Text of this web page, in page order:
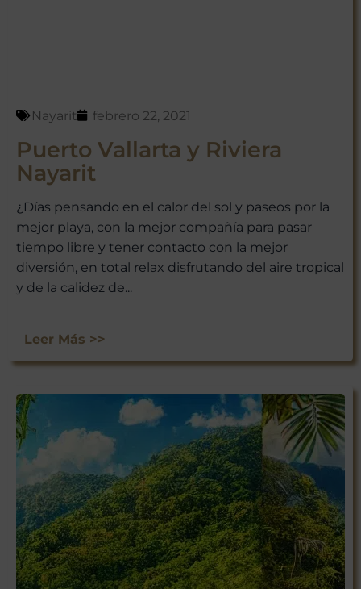
Nayarit febrero 22, 2021
Puerto Vallarta y Riviera
Nayarit
¿Días pensando en el calor del sol y paseos por la
mejor playa, con la mejor compañía para pasar
tiempo libre y tener contacto con la mejor
diversión, en total relax disfrutando del aire tropical
y de la calidez de...
Leer Más >>
¡ÚNETE A
NUESTRA
AVENTURA
VIAJERA!
No te pierdas las experiencias
únicas que Viajar a México tiene
para ti. Suscríbete ahora y recibe
nuestras últimas escapadas,